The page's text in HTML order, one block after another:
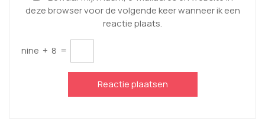
deze browser voor de volgende keer wanneer ik een
reactie plaats.
nine + 8 =